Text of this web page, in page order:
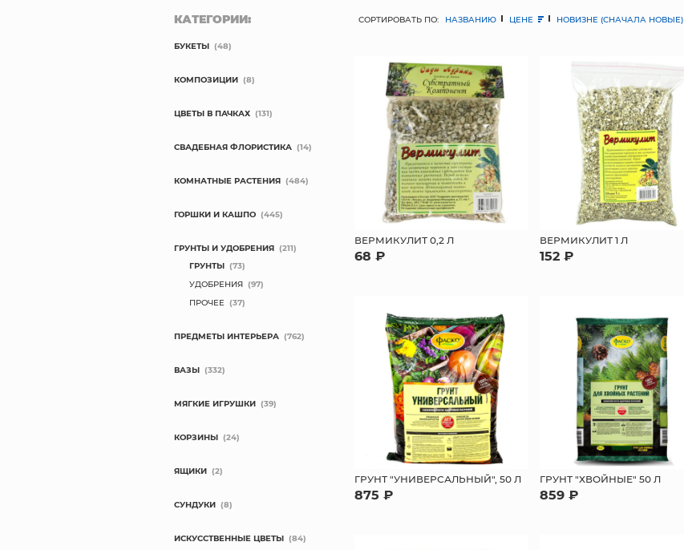
СОРТИРОВАТЬ ПО: НАЗВАНИЮ ЦЕНЕ НОВИЗНЕ (СНАЧАЛА НОВЫЕ)
ВЕРМИКУЛИТ 0,2 Л
68 ₽
ВЕРМИКУЛИТ 1 Л
152 ₽
ГРУНТ "УНИВЕРСАЛЬНЫЙ", 50 Л
875 ₽
ГРУНТ "ХВОЙНЫЕ" 50 Л
859 ₽
КАТЕГОРИИ:
БУКЕТЫ (48)
КОМПОЗИЦИИ (8)
ЦВЕТЫ В ПАЧКАХ (131)
СВАДЕБНАЯ ФЛОРИСТИКА (14)
КОМНАТНЫЕ РАСТЕНИЯ (484)
ГОРШКИ И КАШПО (445)
ГРУНТЫ И УДОБРЕНИЯ (211)
ГРУНТЫ (73)
УДОБРЕНИЯ (97)
ПРОЧЕЕ (37)
ПРЕДМЕТЫ ИНТЕРЬЕРА (762)
ВАЗЫ (332)
МЯГКИЕ ИГРУШКИ (39)
КОРЗИНЫ (24)
ЯЩИКИ (2)
СУНДУКИ (8)
ИСКУССТВЕННЫЕ ЦВЕТЫ (84)